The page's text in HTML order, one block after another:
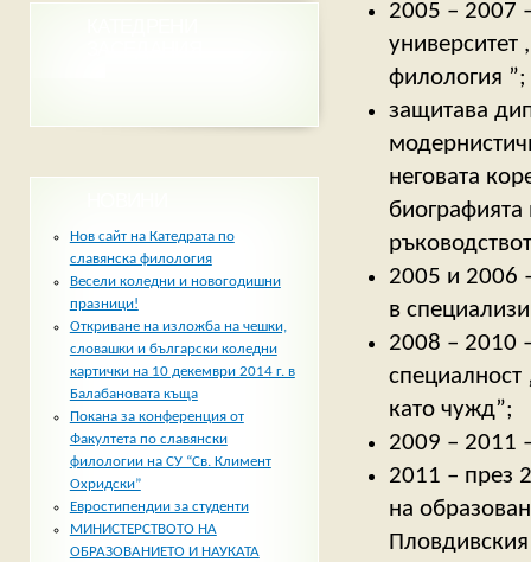
2005 – 2007
университет
филология ”;
защитава
неговата
биографията
2005 и 2006
в
2008 – 2010
като чужд”;
2009 – 2011
2011 – през
на
Нов сайт на Катедрата по
славянска филология
Весели коледни и новогодишни
празници!
Откриване на изложба на чешки,
словашки и български коледни
картички на 10 декември 2014 г. в
Балабановата къща
Покана за конференция от
Факултета по славянски
филологии на СУ “Св. Климент
Охридски”
Евростипендии за студенти
МИНИСТЕРСТВОТО НА
ОБРАЗОВАНИЕТО И НАУКАТА